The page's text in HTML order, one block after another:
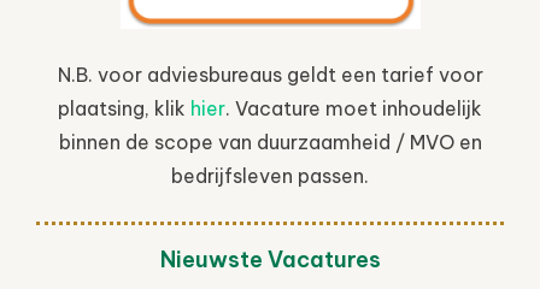
N.B. voor adviesbureaus geldt een tarief voor
plaatsing, klik hier. Vacature moet inhoudelijk
binnen de scope van duurzaamheid / MVO en
bedrijfsleven passen.
Nieuwste Vacatures